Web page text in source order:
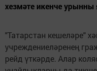
хезмәте икенче
"Татарстан кешеләре"
учреждениеләренең
рейд үткәрде. Алар